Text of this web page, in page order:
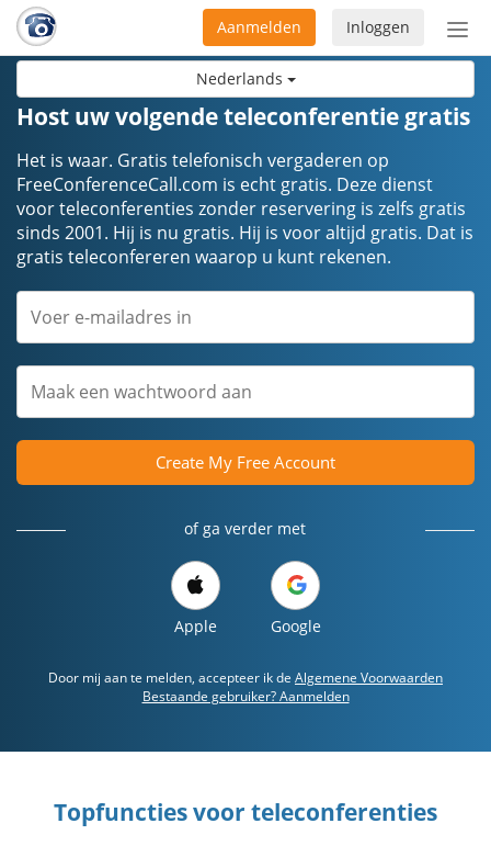
Nederlands
Inloggen
Aanmelden
Host uw volgende teleconferentie gratis
Het is waar. Gratis telefonisch vergaderen op
FreeConferenceCall.com is echt gratis. Deze dienst
voor teleconferenties zonder reservering is zelfs gratis
sinds 2001. Hij is nu gratis. Hij is voor altijd gratis. Dat is
gratis teleconfereren waarop u kunt rekenen.
Create My Free Account
of ga verder met
Apple Google
Door mij aan te melden, accepteer ik de Algemene Voorwaarden
Bestaande gebruiker? Aanmelden
Topfuncties voor teleconferenties